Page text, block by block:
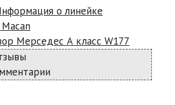
о линейке
Мерседес А класс W177